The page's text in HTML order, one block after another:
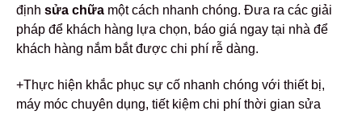
định sửa chữa một cách nhanh chóng. Đưa ra các giải
pháp để khách hàng lựa chọn, báo giá ngay tại nhà để
khách hàng nắm bắt được chi phí rễ dàng.
+Thực hiện khắc phục sự cố nhanh chóng với thiết bị,
máy móc chuyên dụng, tiết kiệm chi phí thời gian sửa